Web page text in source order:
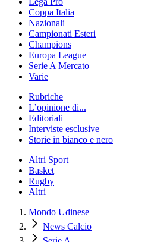
Coppa Italia
Nazionali
Campionati Esteri
Champions
Europa League
Serie A Mercato
Varie
Rubriche
L’opinione di...
Editoriali
Interviste esclusive
Storie in bianco e nero
Altri Sport
Basket
Rugby
Altri
Mondo Udinese
News Calcio